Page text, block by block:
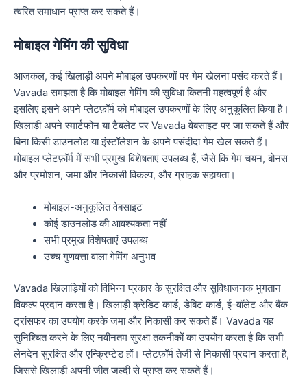
त्वरित समाधान प्राप्त कर सकते हैं।
मोबाइल गेमिंग की सुविधा
आजकल, कई खिलाड़ी अपने मोबाइल उपकरणों पर गेम खेलना पसंद करते हैं।
Vavada समझता है कि मोबाइल गेमिंग की सुविधा कितनी महत्वपूर्ण है और
इसलिए इसने अपने प्लेटफ़ॉर्म को मोबाइल उपकरणों के लिए अनुकूलित किया है।
खिलाड़ी अपने स्मार्टफोन या टैबलेट पर Vavada वेबसाइट पर जा सकते हैं और
बिना किसी डाउनलोड या इंस्टॉलेशन के अपने पसंदीदा गेम खेल सकते हैं।
मोबाइल प्लेटफ़ॉर्म में सभी प्रमुख विशेषताएं उपलब्ध हैं, जैसे कि गेम चयन, बोनस
और प्रमोशन, जमा और निकासी विकल्प, और ग्राहक सहायता।
मोबाइल-अनुकूलित वेबसाइट
कोई डाउनलोड की आवश्यकता नहीं
सभी प्रमुख विशेषताएं उपलब्ध
उच्च गुणवत्ता वाला गेमिंग अनुभव
Vavada खिलाड़ियों को विभिन्न प्रकार के सुरक्षित और सुविधाजनक भुगतान
विकल्प प्रदान करता है। खिलाड़ी क्रेडिट कार्ड, डेबिट कार्ड, ई-वॉलेट और बैंक
ट्रांसफर का उपयोग करके जमा और निकासी कर सकते हैं। Vavada यह
सुनिश्चित करने के लिए नवीनतम सुरक्षा तकनीकों का उपयोग करता है कि सभी
लेनदेन सुरक्षित और एन्क्रिप्टेड हों। प्लेटफ़ॉर्म तेजी से निकासी प्रदान करता है,
जिससे खिलाड़ी अपनी जीत जल्दी से प्राप्त कर सकते हैं।